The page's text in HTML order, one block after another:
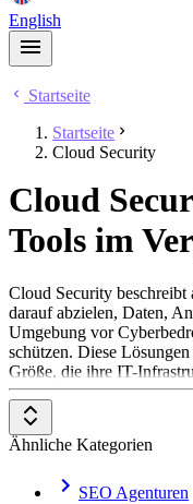
English
Startseite
Startseite
Cloud Security
Cloud
Tools im
Cloud Security
darauf abzielen, Daten,
Umgebung vor
schützen. Diese
Größe, die ihre IT-
Cloud-Dienste nutzen
zum Einsatz, die strenge
wie z.B.
Sektor. Cloud Security
organisatorische
Ähnliche Kategorien
SEO Agenturen